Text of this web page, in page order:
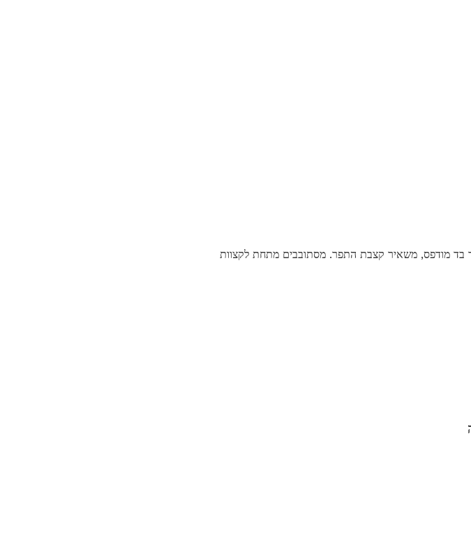
בד מודפס, משאיר קצבת התפר. מסתובבים מתחת לקצוות